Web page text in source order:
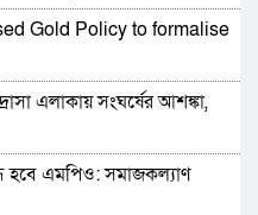
হচ্ছে নতুন বাহিনী
নেবেন: পররাষ্ট্র
পেলেন জেসমিন নাহার
Gold Policy to formalise
এলাকায় সংঘর্ষের আশঙ্কা,
হবে এমপিও: সমাজকল্যাণ